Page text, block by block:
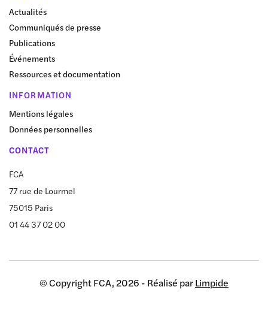
Actualités
Communiqués de presse
Publications
Événements
Ressources et documentation
INFORMATION
Mentions légales
Données personnelles
CONTACT
FCA
77 rue de Lourmel
75015 Paris
01 44 37 02 00
© Copyright FCA, 2026 - Réalisé parLimpide